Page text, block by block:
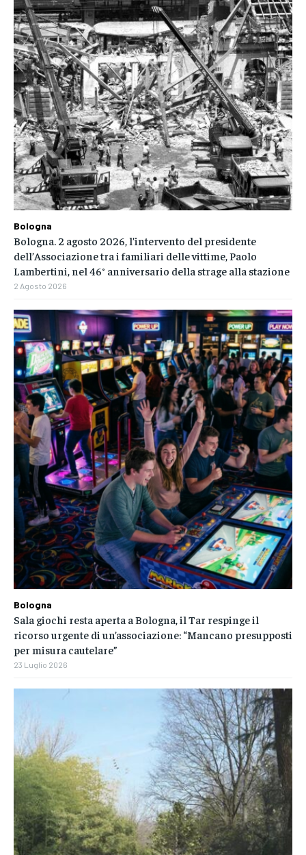
Bologna
Bologna. 2 agosto 2026, l’intervento del presidente
dell’Associazione tra i familiari delle vittime, Paolo
Lambertini, nel 46° anniversario della strage alla stazione
2 Agosto 2026
Bologna
Sala giochi resta aperta a Bologna, il Tar respinge il
ricorso urgente di un’associazione: “Mancano presupposti
per misura cautelare”
23 Luglio 2026